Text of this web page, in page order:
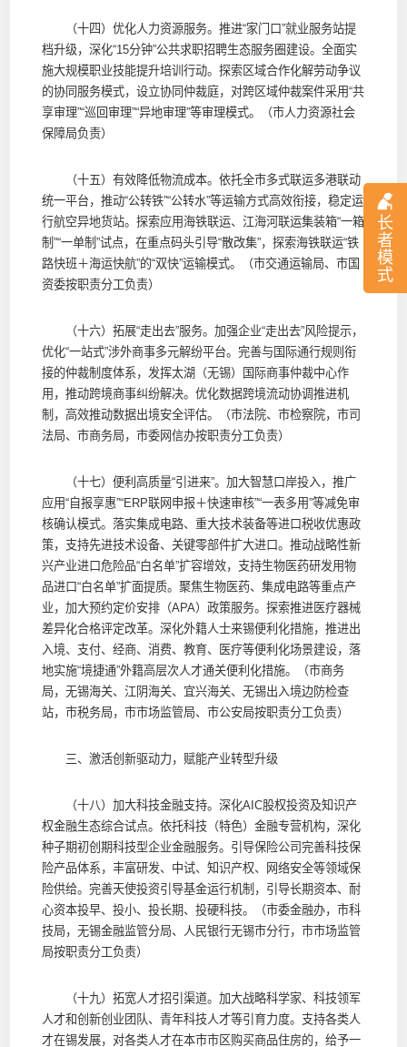
长
者
模
式
（十四）优化人力资源服务。推进“家门口”就业服务站提
档升级，深化“15分钟”公共求职招聘生态服务圈建设。全面实
施大规模职业技能提升培训行动。探索区域合作化解劳动争议
的协同服务模式，设立协同仲裁庭，对跨区域仲裁案件采用“共
享审理”“巡回审理”“异地审理”等审理模式。（市人力资源社会
保障局负责）
（十五）有效降低物流成本。依托全市多式联运多港联动
统一平台，推动“公转铁”“公转水”等运输方式高效衔接，稳定运
行航空异地货站。探索应用海铁联运、江海河联运集装箱“一箱
制”“一单制”试点，在重点码头引导“散改集”，探索海铁联运“铁
路快班＋海运快航”的“双快”运输模式。（市交通运输局、市国
资委按职责分工负责）
（十六）拓展“走出去”服务。加强企业“走出去”风险提示，
优化“一站式”涉外商事多元解纷平台。完善与国际通行规则衔
接的仲裁制度体系，发挥太湖（无锡）国际商事仲裁中心作
用，推动跨境商事纠纷解决。优化数据跨境流动协调推进机
制，高效推动数据出境安全评估。（市法院、市检察院，市司
法局、市商务局，市委网信办按职责分工负责）
（十七）便利高质量“引进来”。加大智慧口岸投入，推广
应用“自报享惠”“ERP联网申报＋快速审核”“一表多用”等减免审
核确认模式。落实集成电路、重大技术装备等进口税收优惠政
策，支持先进技术设备、关键零部件扩大进口。推动战略性新
兴产业进口危险品“白名单”扩容增效，支持生物医药研发用物
品进口“白名单”扩面提质。聚焦生物医药、集成电路等重点产
业，加大预约定价安排（APA）政策服务。探索推进医疗器械
差异化合格评定改革。深化外籍人士来锡便利化措施，推进出
入境、支付、经商、消费、教育、医疗等便利化场景建设，落
地实施“境捷通”外籍高层次人才通关便利化措施。（市商务
局，无锡海关、江阴海关、宜兴海关、无锡出入境边防检查
站，市税务局，市市场监管局、市公安局按职责分工负责）
三、激活创新驱动力，赋能产业转型升级
（十八）加大科技金融支持。深化AIC股权投资及知识产
权金融生态综合试点。依托科技（特色）金融专营机构，深化
种子期初创期科技型企业金融服务。引导保险公司完善科技保
险产品体系，丰富研发、中试、知识产权、网络安全等领域保
险供给。完善天使投资引导基金运行机制，引导长期资本、耐
心资本投早、投小、投长期、投硬科技。（市委金融办，市科
技局，无锡金融监管分局、人民银行无锡市分行，市市场监管
局按职责分工负责）
（十九）拓宽人才招引渠道。加大战略科学家、科技领军
人才和创新创业团队、青年科技人才等引育力度。支持各类人
才在锡发展，对各类人才在本市市区购买商品住房的，给予一